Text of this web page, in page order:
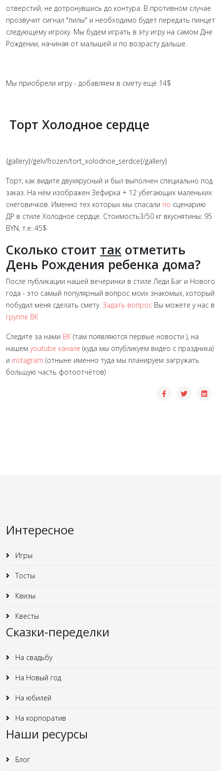
отверстий, не дотронувшись до контура. В противном случае
прозвучит сигнал "пилы" и необходимо будет передать пинцет
следующему игроку. Мы будем играть в эту игру на самом Дне
Рождении, начиная от малышей и по возрасту дальше.
Мы приобрели игру - добавляем в смету ещё 14$
Торт Холодное сердце
{gallery}/gelv/frozen/tort_xolodnoe_serdce{/gallery}
Торт, как видите двухярусный и был выполнен специально под
заказ. На нём изображен Зефирка + 12 убегающих маленьких
снеговичков. Именно тех которых мы спасали по сценарию
ДР в стиле Холодное сердце. Стоимость3/50 кг вкуснятины: 95
BYN, т.е. 45$
Сколько стоит так отметить
День Рождения ребенка дома?
После публикации нашей вечеринки в стиле Леди Баг и Нового
года - это самый популярный вопрос моих знакомых, который
побудил меня сделать смету. Задать вопрос Вы можете у нас в
группе ВК
Следите за нами ВК (там появляются первые новости ), на
нашем youtube канале (куда мы опубликуем видео с праздника)
и instagram (отныне именно туда мы планируем загружать
большую часть фотоотчётов)
Интересное
Игры
Тосты
Квизы
Квесты
Сказки-переделки
На свадьбу
На Новый год
На юбилей
На корпоратив
Наши ресурсы
Блог